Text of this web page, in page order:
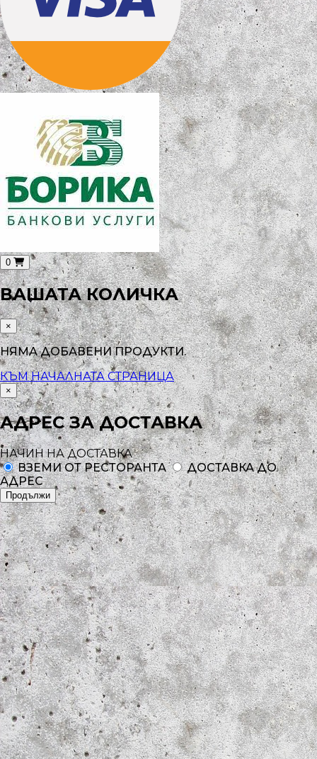
0
ВАШАТА КОЛИЧКА
×
НЯМА ДОБАВЕНИ ПРОДУКТИ.
КЪМ НАЧАЛНАТА СТРАНИЦА
×
АДРЕС ЗА ДОСТАВКА
НАЧИН НА ДОСТАВКА
ВЗЕМИ ОТ РЕСТОРАНТА
ДОСТАВКА ДО
АДРЕС
Продължи